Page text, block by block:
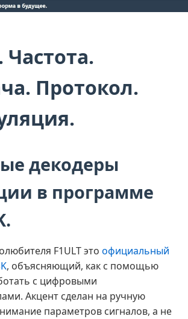
Протокол.
декодеры
в программе
F1ULT это официальный
, объясняющий, как с помощью
с цифровыми
Акцент сделан на ручную
параметров сигналов, а не